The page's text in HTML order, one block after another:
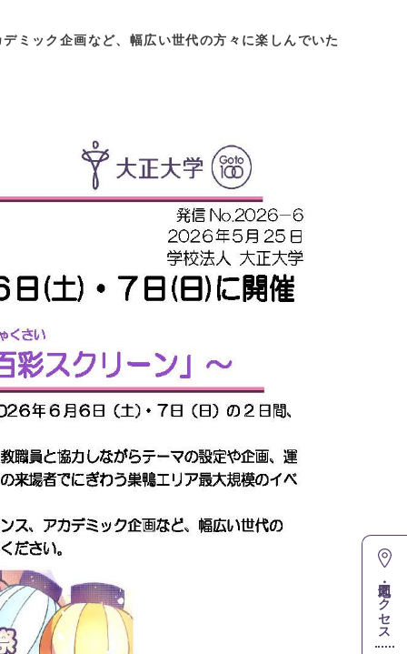
ミック企画など、幅広い世代の方々に楽しんでいた
地図・アクセス